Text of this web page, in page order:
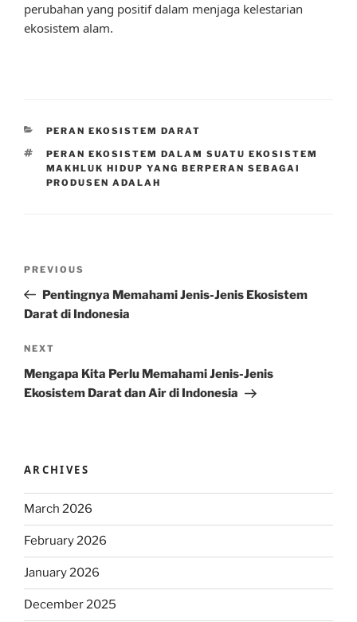
perubahan yang positif dalam menjaga kelestarian
ekosistem alam.
CATEGORIES
PERAN EKOSISTEM DARAT
TAGS
PERAN EKOSISTEM DALAM SUATU EKOSISTEM
MAKHLUK HIDUP YANG BERPERAN SEBAGAI
PRODUSEN ADALAH
Previous
Post
PREVIOUS
Pentingnya Memahami Jenis-Jenis Ekosistem
Darat di Indonesia
Next
Post
NEXT
Mengapa Kita Perlu Memahami Jenis-Jenis
Ekosistem Darat dan Air di Indonesia
ARCHIVES
March 2026
February 2026
January 2026
December 2025